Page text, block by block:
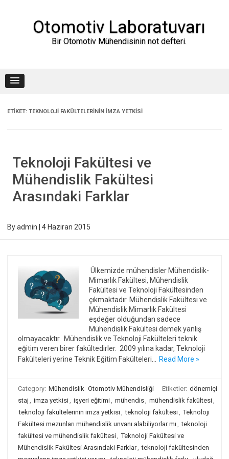
Otomotiv Laboratuvarı
Bir Otomotiv Mühendisinin not defteri.
ETIKET: TEKNOLOJI FAKÜLTELERININ IMZA YETKISI
Teknoloji Fakültesi ve
Mühendislik Fakültesi
Arasındaki Farklar
Byadmin 4 Haziran 2015
Ülkemizde mühendisler Mühendislik-
Mimarlık Fakültesi, Mühendislik
Fakültesi ve Teknoloji Fakültesinden
çıkmaktadır. Mühendislik Fakültesi ve
Mühendislik Mimarlık Fakültesi
eşdeğer olduğundan sadece
Mühendislik Fakültesi demek yanlış
olmayacaktır. Mühendislik ve Teknoloji Fakülteleri teknik
eğitim veren birer fakültedirler. 2009 yılına kadar, Teknoloji
Fakülteleri yerine Teknik Eğitim Fakülteleri…
Read More »
Category: Mühendislik Otomotiv Mühendisliği Etiketler: dönemiçi
staj , imza yetkisi, işyeri eğitimi, mühendis, mühendislik fakültesi,
teknoloji fakültelerinin imza yetkisi, teknoloji fakültesi, Teknoloji
Fakültesi mezunları mühendislik unvanı alabiliyorlar mı , teknoloji
fakültesi ve mühendislik fakültesi, Teknoloji Fakültesi ve
Mühendislik Fakültesi Arasındaki Farklar, teknoloji fakültesinden